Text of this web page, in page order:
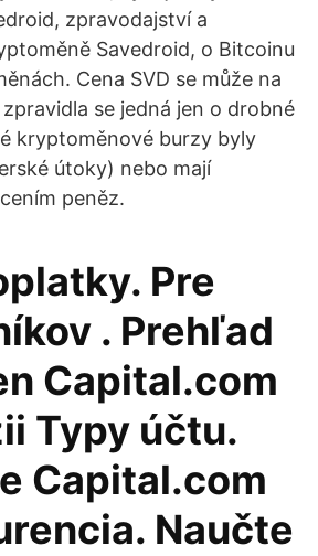
zpravodajství a
Savedroid, o Bitcoinu
Cena SVD se může na
se jedná jen o drobné
kryptoměnové burzy byly
útoky) nebo mají
peněz.
Pre
. Prehľad
Capital.com
Typy účtu.
Capital.com
Naučte